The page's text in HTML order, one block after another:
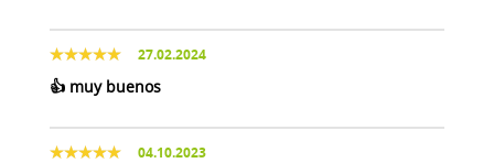
27.02.2024
👍 muy buenos
04.10.2023